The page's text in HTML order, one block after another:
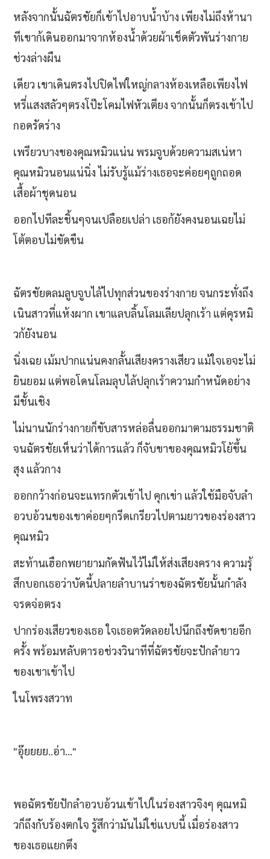
หลังจากนั้นฉัตรชัยก็เข้าไปอาบน้ำบ้าง เพียงไม่ถึงห้านา
ทีเขาก้เดินออกมาจากห้องน้ำด้วยผ้าเช็ดตัวพันร่างกาย
ช่วงล่างผืน
เดียว เขาเดินตรงไปปิดไฟใหญ่กลางห้องเหลือเพียงไฟ
หรี่แสงสลัวๆตรงโป๊ะโคมไฟหัวเตียง จากนั้นก็ตรงเข้าไป
กอดรัดร่าง
เพรียวบางของคุณหมิวแน่น พรมจูบด้วยความสเน่หา
คุณหมิวนอนแน่นิ่ง ไม่รับรู้แม้ร่างเธอจะค่อยๆถูกถอด
เสื้อผ้าชุดนอน
ออกไปทีละชิ้นๆจนเปลือยเปล่า เธอก้ยังคงนอนเฉยไม่
โต้ตอบไม่ขัดขืน
ฉัตรชัยดลมลูบจูบไล้ไปทุกส่วนของร่างกาย จนกระทั่งถึง
เนินสาวที่แห้งผาก เขาแลบลิ้นโลมเลียปลุกเร้า แต่คุรหมิ
วก้ยังนอน
นิ่งเฉย เม้มปากแน่นคงกลั้นเสียงครางเสียว แม้ใจเอจะไม่
ยินยอม แต่พอโดนโลมลุบไล้ปลุกเร้าความกำหนัดอย่าง
มีชั้นเชิง
ไม่นานนักร่างกายก็ขับสารหล่อลื่นออกมาตามธรรมชาติ
จนฉัตรชัยเห็นว่าได้การแล้ว ก็จับขาของคุณหมิวโย้ขึ้น
สุง แล้วกาง
ออกกว้างก่อนจะแทรกตัวเข้าไป คุกเข่า แล้วใช้มือจับลำ
อวบอ้วนของเขาค่อยๆกรีดเกรียวไปตามยาวของร่องสาว
คุณหมิว
สะท้านเฮือกพยายามกัดฟันไว้ไม่ให้ส่งเสียงคราง ความรุ้
สึกบอกเธอว่าบัดนี้ปลายลำบานร่าของฉัตรชัยนั้นกำลัง
จรดจ่อตรง
ปากร่องเสียวของเธอ ใจเธอตวัดลอยไปนึกถึงชัดชายอีก
ครั้ง พร้อมหลับตารอช่วงวินาทีที่ฉัตรชัยจะปักลำยาว
ของเขาเข้าไป
ในโพรงสวาท
"อุ๊ยยยย..อ่า..."
พอฉัตรชัยปักลำอวบอ้วนเข้าไปในร่องสาวจิงๆ คุณหมิ
วก็ถึงกับร้องตกใจ รู้สึกว่ามันไม่ใช่แบบนี้ เมื่อร่องสาว
ของเธอแยกตึง